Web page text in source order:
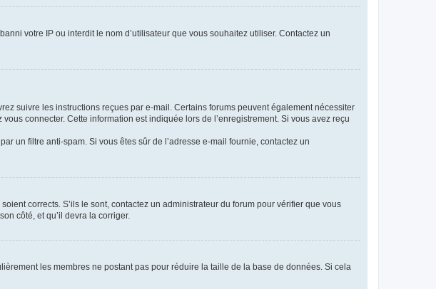
votre IP ou interdit le nom d’utilisateur que vous souhaitez utiliser. Contactez un
suivre les instructions reçues par e-mail. Certains forums peuvent également nécessiter
connecter. Cette information est indiquée lors de l’enregistrement. Si vous avez reçu
un filtre anti-spam. Si vous êtes sûr de l’adresse e-mail fournie, contactez un
corrects. S’ils le sont, contactez un administrateur du forum pour vérifier que vous
côté, et qu’il devra la corriger.
les membres ne postant pas pour réduire la taille de la base de données. Si cela